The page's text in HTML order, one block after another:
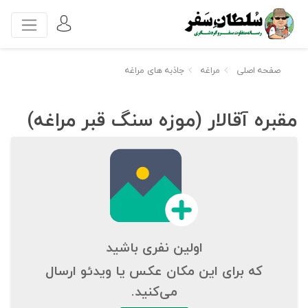
صفحه اصلی مراغه جاذبه های مراغه
مقبره آقالار (موزه سنگ قبر مراغه)
اولین نفری باشید
که برای این مکان عکس یا ویدئو ارسال
می‌کنید.